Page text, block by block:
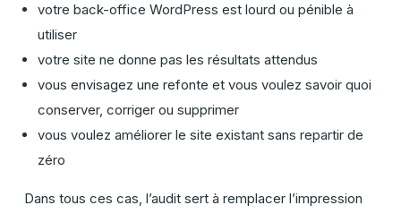
votre back-office WordPress est lourd ou pénible à
utiliser
votre site ne donne pas les résultats attendus
vous envisagez une refonte et vous voulez savoir quoi
conserver, corriger ou supprimer
vous voulez améliorer le site existant sans repartir de
zéro
Dans tous ces cas, l’audit sert à remplacer l’impression